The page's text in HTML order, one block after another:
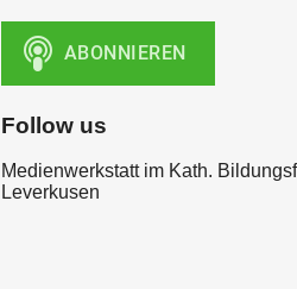
Follow us
Medienwerkstatt im Kath.
Leverkusen